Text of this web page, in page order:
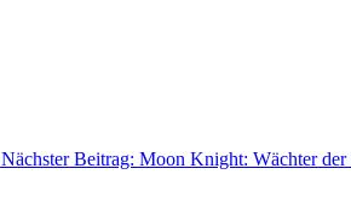
Nächster Beitrag: Moon Knight: Wächter